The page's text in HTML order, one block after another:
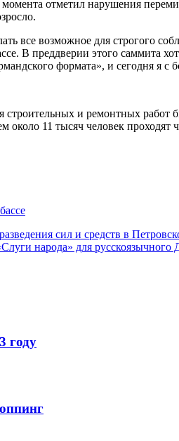
отметил нарушения
все возможное для строгого
В преддверии этого
формата», и сегодня я
строительных и ремонтных
11 тысяч человек проходят
сил и средств в
народа» для русскоязычного
году